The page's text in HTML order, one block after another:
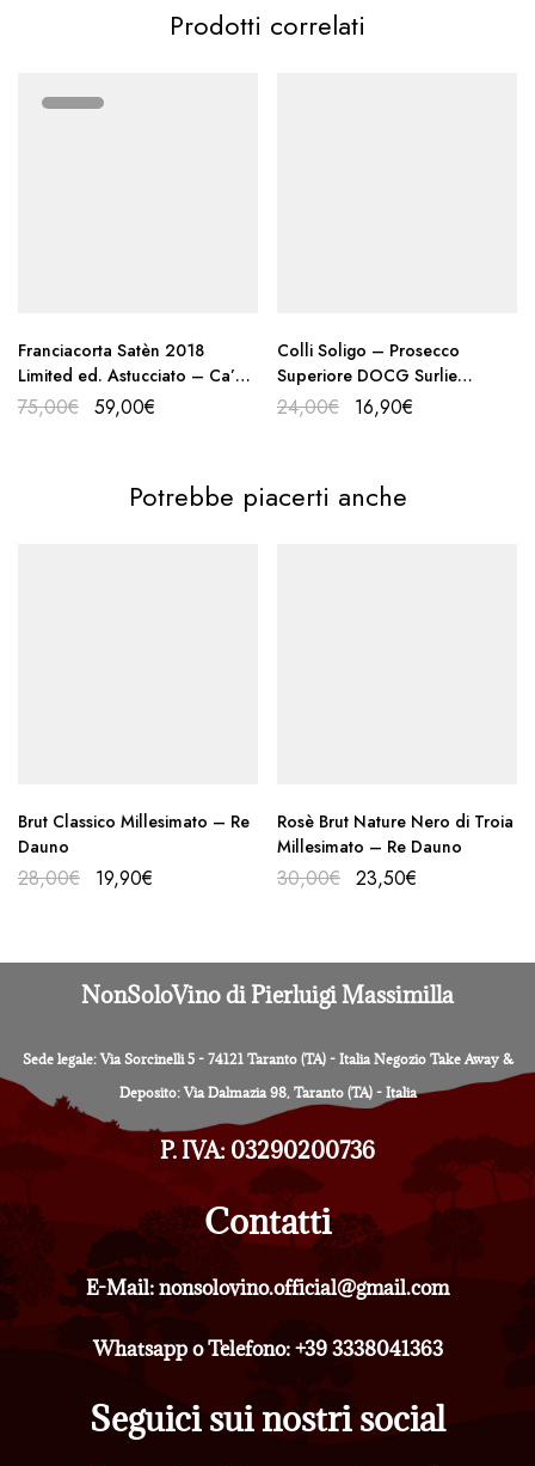
Prodotti correlati
Franciacorta Satèn 2018
Limited ed. Astucciato – Ca’
del Bosco
75,00€ 59,00€
Colli Soligo – Prosecco
Superiore DOCG Surlie
“Velàr” 2023
24,00€ 16,90€
Potrebbe piacerti anche
Brut Classico Millesimato – Re
Dauno
28,00€ 19,90€
Rosè Brut Nature Nero di Troia
Millesimato – Re Dauno
30,00€ 23,50€
NonSoloVino di Pierluigi Massimilla
Sede legale: Via Sorcinelli 5 - 74121 Taranto (TA) - Italia Negozio Take Away &
Deposito: Via Dalmazia 98, Taranto (TA) - Italia
P. IVA: 03290200736
Contatti
E-Mail: nonsolovino.official@gmail.com
Whatsapp o Telefono: +39 3338041363
Seguici sui nostri social